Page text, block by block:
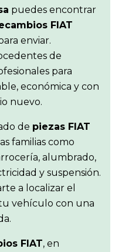
puedes encontrar
FIAT
enviar.
de
para
económica y con
nuevo.
de piezas FIAT
familias como
alumbrado,
y suspensión.
a localizar el
vehículo con una
FIAT, en